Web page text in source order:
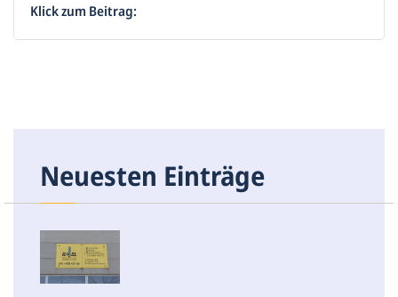
Klick zum Beitrag:
Neuesten Einträge